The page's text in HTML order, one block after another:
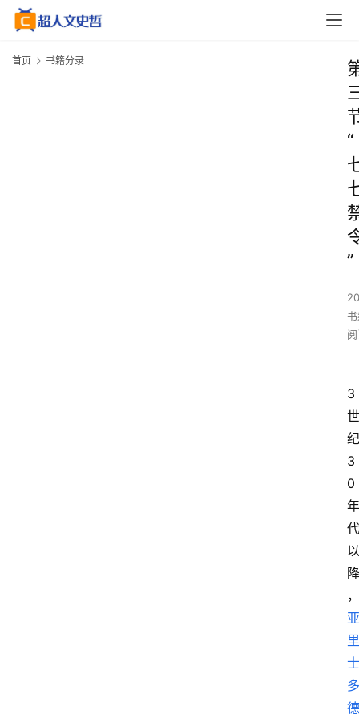
首页 书籍分录
“
”
3
世
纪
3
0
年
代
以
降
，
亚
里
士
多
德